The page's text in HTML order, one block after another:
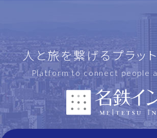
人と旅を繋げるプラッ
Platform to connect people